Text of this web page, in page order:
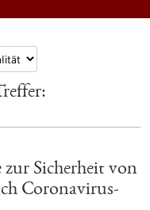
Sicherheit von
Coronavirus-